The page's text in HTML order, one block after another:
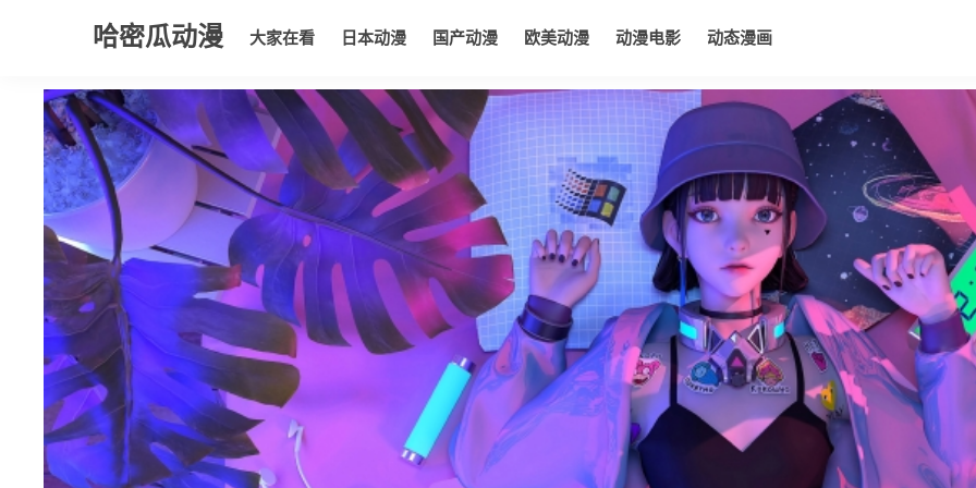
哈密瓜动漫 大家在看 日本动漫 国产动漫 欧美动漫 动漫电影 动态漫画
大家在看 日本动漫 国产动漫 欧美动漫 动漫电影 动态漫画